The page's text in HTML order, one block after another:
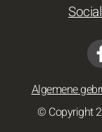
Algemene
© Copyright